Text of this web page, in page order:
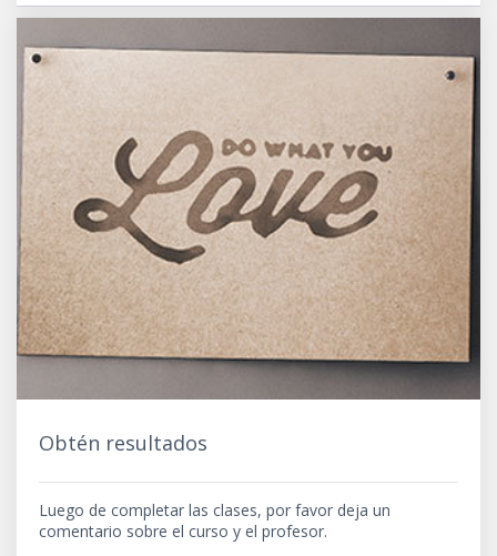
Obtén resultados
Luego de completar las clases, por favor deja un
comentario sobre el curso y el profesor.